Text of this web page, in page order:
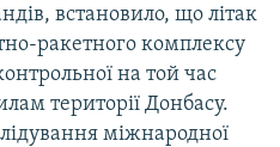
встановило, що літак
ракетного комплексу
на той час
території Донбасу.
міжнародної